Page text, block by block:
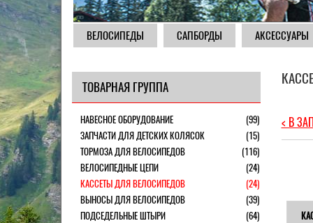
ВЕЛОСИПЕДЫ САПБОРДЫ АКСЕССУАРЫ
ТОВАРНАЯ ГРУППА
НАВЕСНОЕ ОБОРУДОВАНИЕ
(99)
ЗАПЧАСТИ ДЛЯ ДЕТСКИХ КОЛЯСОК
(15)
ТОРМОЗА ДЛЯ ВЕЛОСИПЕДОВ
(116)
ВЕЛОСИПЕДНЫЕ ЦЕПИ
(24)
КАССЕТЫ ДЛЯ ВЕЛОСИПЕДОВ
(24)
ВЫНОСЫ ДЛЯ ВЕЛОСИПЕДОВ
(39)
ПОДСЕДЕЛЬНЫЕ ШТЫРИ
(64)
< В